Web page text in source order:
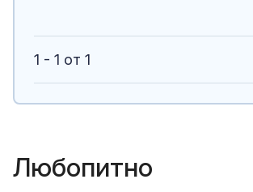
1 - 1 от 1
Любопитно